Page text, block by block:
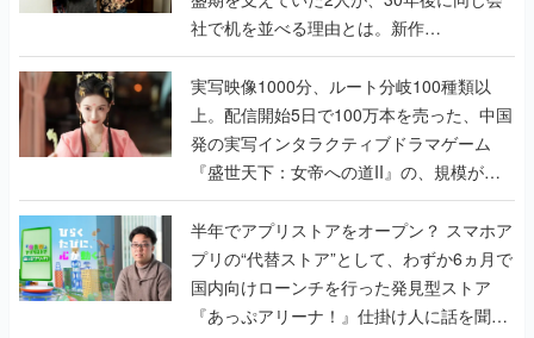
社で机を並べる理由とは。新作
『TATSUJIN EXTREME』で初タッグを組
んだレジェンド2人に訊く開発秘話
実写映像1000分、ルート分岐100種類以
上。配信開始5日で100万本を売った、中国
発の実写インタラクティブドラマゲーム
『盛世天下：女帝への道II』の、規模が違
うこだわりをプロデューサーに聞いた
半年でアプリストアをオープン？ スマホア
プリの“代替ストア”として、わずか6ヵ月で
国内向けローンチを行った発見型ストア
『あっぷアリーナ！』仕掛け人に話を聞い